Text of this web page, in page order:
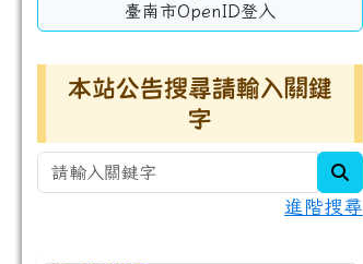
臺南市OpenID登入
本站公告搜尋請輸入關鍵
字
進階搜尋